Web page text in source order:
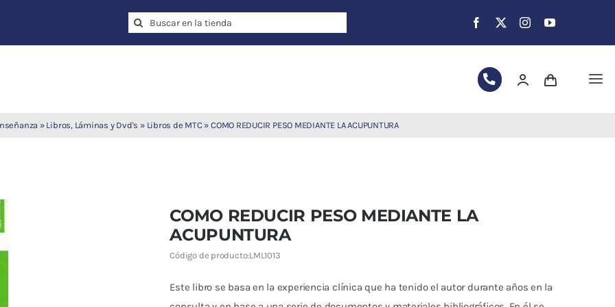
Search
» Libros, Láminas y Dvd's » Libros de MTC» COMO REDUCIR PESO MEDIANTE LA ACUPUNTURA
COMO REDUCIR PESO MEDIANTE LA
ACUPUNTURA
Código de producto:LML1013
Este libro se basa en la experiencia clínica que ha tenido el autor durante años en la